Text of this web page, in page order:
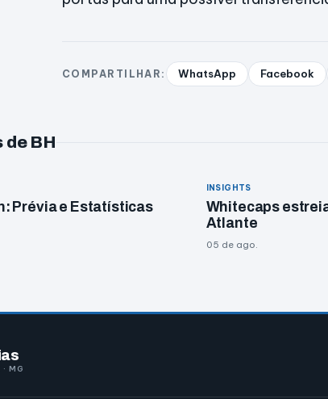
COMPARTILHAR: WhatsApp Facebook
BH
Prévia e Estatísticas
INSIGHTS
Whitecaps
Atlante
05 de ago.
MG